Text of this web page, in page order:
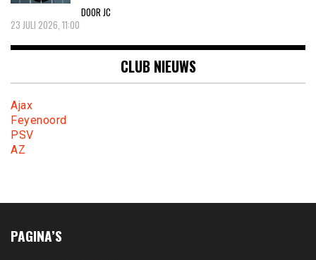
DOOR JC
23 JULI 2026, 11:00
CLUB NIEUWS
Ajax
Feyenoord
PSV
AZ
PAGINA’S